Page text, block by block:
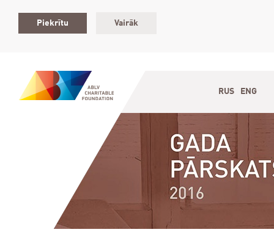
Piekrītu Vairāk
RUS ENG